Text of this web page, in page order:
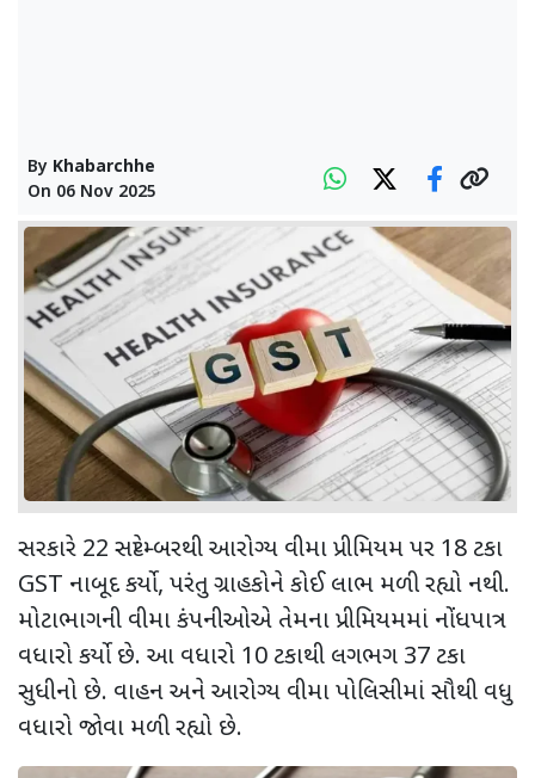
By Khabarchhe
On 06 Nov 2025
સરકારે 22 સપ્ટેમ્બરથી આરોગ્ય વીમા પ્રીમિયમ પર 18 ટકા
GST નાબૂદ કર્યો, પરંતુ ગ્રાહકોને કોઈ લાભ મળી રહ્યો નથી.
મોટાભાગની વીમા કંપનીઓએ તેમના પ્રીમિયમમાં નોંધપાત્ર
વધારો કર્યો છે. આ વધારો 10 ટકાથી લગભગ 37 ટકા
સુધીનો છે. વાહન અને આરોગ્ય વીમા પોલિસીમાં સૌથી વધુ
વધારો જોવા મળી રહ્યો છે.